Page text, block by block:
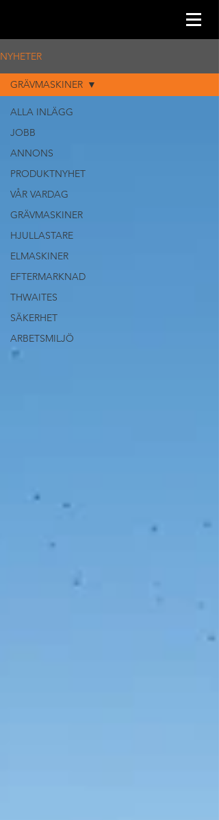
NYHETER
ALLA INLÄGG
JOBB
ANNONS
PRODUKTNYHET
VÅR VARDAG
GRÄVMASKINER
HJULLASTARE
ELMASKINER
EFTERMARKNAD
THWAITES
SÄKERHET
ARBETSMILJÖ
GRÄVMASKINER